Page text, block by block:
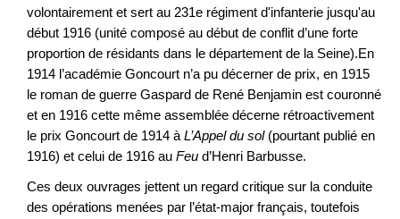
volontairement et sert au 231e régiment d'infanterie jusqu'au
début 1916 (unité composé au début de conflit d’une forte
proportion de résidants dans le département de la Seine).En
1914 l’académie Goncourt n’a pu décerner de prix, en 1915
le roman de guerre Gaspard de René Benjamin est couronné
et en 1916 cette même assemblée décerne rétroactivement
le prix Goncourt de 1914 à L’Appel du sol(pourtant publié en
1916) et celui de 1916 au Feu d’Henri Barbusse.
Ces deux ouvrages jettent un regard critique sur la conduite
des opérations menées par l’état-major français, toutefois